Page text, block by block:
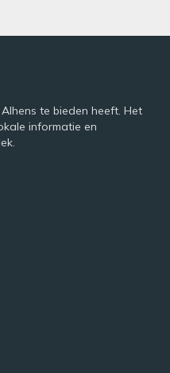
te bieden heeft. Het
informatie en